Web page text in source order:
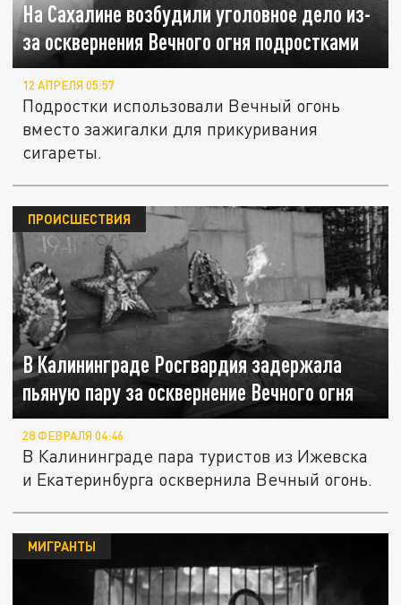
На Сахалине возбудили уголовное дело из-
за осквернения Вечного огня подростками
12 АПРЕЛЯ 05:57
Подростки использовали Вечный огонь
вместо зажигалки для прикуривания
сигареты.
В Калининграде Росгвардия задержала
пьяную пару за осквернение Вечного огня
ПРОИСШЕСТВИЯ
28 ФЕВРАЛЯ 04:46
В Калининграде пара туристов из Ижевска
и Екатеринбурга осквернила Вечный огонь.
МИГРАНТЫ